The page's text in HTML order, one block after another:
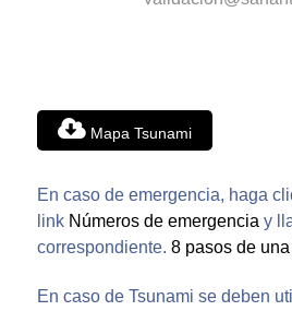
Mapa Tsunami
En caso de emergencia, haga
link Números de emergencia y
correspondiente. 8 pasos de
En caso de Tsunami se deben